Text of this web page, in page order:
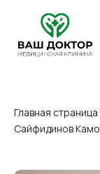
Главная страница
Сайфидинов